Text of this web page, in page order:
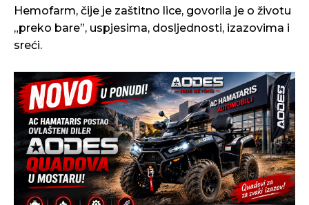
Hemofarm, čije je zaštitno lice, govorila je o životu
„preko bare”, uspjesima, dosljednosti, izazovima i
sreći.